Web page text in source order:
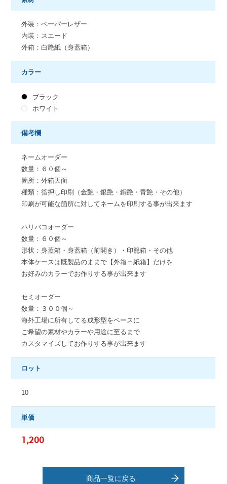
外装：ペーパーレザー
内装：スエード
外箱：白艶紙（身蓋箱）
カラー
ブラック
ホワイト
備考欄
ネームオーダー
数量：６０個～
箇所：外箱天面
種類：箔押し印刷（金艶・銀艶・銅艶・青艶・その他）
印刷が可能な箇所に対してネームを印刷する事が出来ます
ハリバコオーダー
数量：６０個～
形状：身蓋箱・身蓋箱（前開き）・印籠箱・その他
本体ケースは既製品のままで【外箱＝紙箱】だけを
お好みのカラーでお作りする事が出来ます
セミオーダー
数量：３００個～
海外工場に所有してる成形型をベースに
ご希望の素材やカラーや用途に至るまで
カスタマイズしてお作りする事が出来ます
ロット
10
単価
1,200
商品一覧に戻る